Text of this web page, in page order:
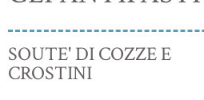
SOUTE' DI COZZE E
CROSTINI